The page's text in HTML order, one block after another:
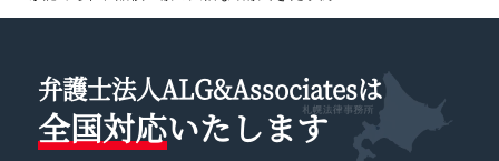
弁護士法人ALG&Associatesは
全国対応いたします